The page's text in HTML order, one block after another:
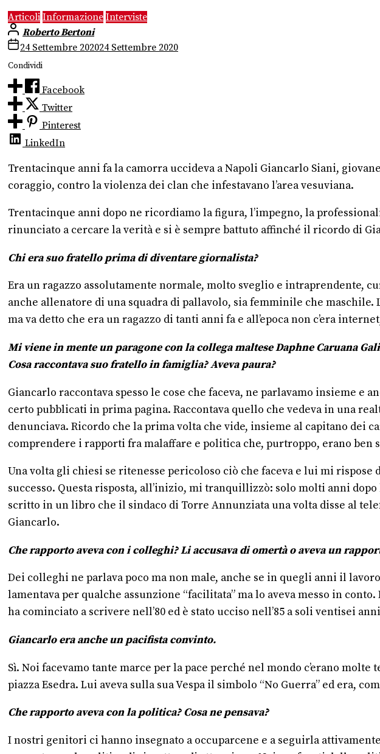
Articoli Informazione Interviste
Roberto Bertoni
24 Settembre 202024 Settembre 2020
Condividi
Facebook
Twitter
Pinterest
LinkedIn
Trentacinque anni fa la camorra uccideva a Napoli Giancarlo Siani,
coraggio, contro la violenza dei clan che infestavano l’area vesuviana.
Trentacinque anni dopo ne ricordiamo la figura, l’impegno, la
rinunciato a cercare la verità e si è sempre battuto affinché il ricordo di
Chi era suo fratello prima di diventare giornalista?
Era un ragazzo assolutamente normale, molto sveglio e intraprendente,
anche allenatore di una squadra di pallavolo, sia femminile che
ma va detto che era un ragazzo di tanti anni fa e all’epoca non c’era
Mi viene in mente un paragone con la collega maltese Daphne Caruana
Cosa raccontava suo fratello in famiglia? Aveva paura?
Giancarlo raccontava spesso le cose che faceva, ne parlavamo insieme
certo pubblicati in prima pagina. Raccontava quello che vedeva in una
denunciava. Ricordo che la prima volta che vide, insieme al capitano dei
comprendere i rapporti fra malaffare e politica che, purtroppo, erano ben
Una volta gli chiesi se ritenesse pericoloso ciò che faceva e lui mi
successo. Questa risposta, all’inizio, mi tranquillizzò: solo molti anni dopo
scritto in un libro che il sindaco di Torre Annunziata una volta disse al
Giancarlo.
Che rapporto aveva con i colleghi? Li accusava di omertà o aveva un
Dei colleghi ne parlava poco ma non male, anche se in quegli anni il
lamentava per qualche assunzione “facilitata” ma lo aveva messo in
ha cominciato a scrivere nell’80 ed è stato ucciso nell’85 a soli ventisei
Giancarlo era anche un pacifista convinto.
Sì. Noi facevamo tante marce per la pace perché nel mondo c’erano
piazza Esedra. Lui aveva sulla sua Vespa il simbolo “No Guerra” ed era,
Che rapporto aveva con la politica? Cosa ne pensava?
I nostri genitori ci hanno insegnato a occuparcene e a seguirla